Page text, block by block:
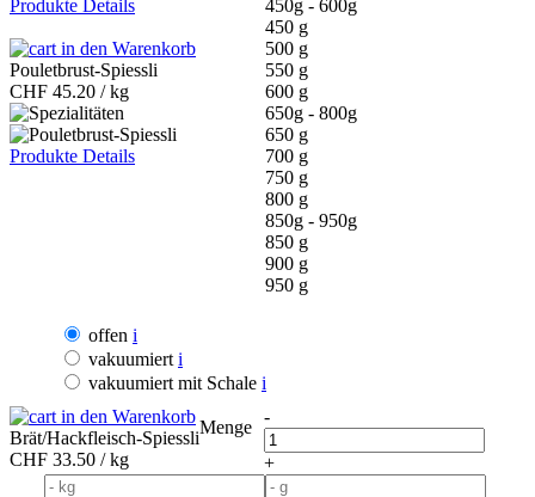
450g - 600g
450 g
500 g
550 g
600 g
650g - 800g
650 g
700 g
750 g
800 g
850g - 950g
850 g
900 g
950 g
offen i
vakuumiert i
vakuumiert mit Schale i
-
+
Menge
Produkte Details
in den Warenkorb
Pouletbrust-Spiessli
CHF 45.20 / kg
Produkte Details
in den Warenkorb
Brät/Hackfleisch-Spiessli
CHF 33.50 / kg